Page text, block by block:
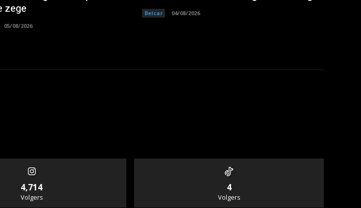
zege
05/08/2026
Belcar 04/08/2026
4,714
Volgers
4
Volgers